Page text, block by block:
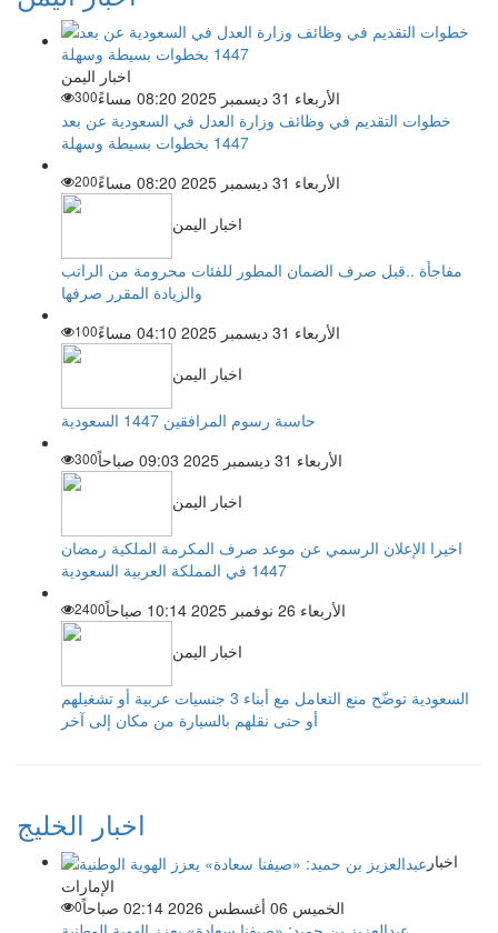
اخبار اليمن
الأربعاء 31 ديسمبر 2025 08:20 مساءً
300
خطوات التقديم في وظائف وزارة العدل في السعودية عن بعد
1447 بخطوات بسيطة وسهلة
الأربعاء 31 ديسمبر 2025 08:20 مساءً
200
اخبار اليمن
مفاجأة ..قبل صرف الضمان المطور للفئات محرومة من الراتب
والزيادة المقرر صرفها
الأربعاء 31 ديسمبر 2025 04:10 مساءً
100
اخبار اليمن
حاسبة رسوم المرافقين 1447 السعودية
الأربعاء 31 ديسمبر 2025 09:03 صباحاً
300
اخبار اليمن
اخيرا الإعلان الرسمي عن موعد صرف المكرمة الملكية رمضان
1447 في المملكة العربية السعودية
الأربعاء 26 نوفمبر 2025 10:14 صباحاً
2400
اخبار اليمن
السعودية توضّح منع التعامل مع أبناء 3 جنسيات عربية أو تشغيلهم
أو حتى نقلهم بالسيارة من مكان إلى آخر
اخبار الخليج
اخبار
الإمارات
الخميس 06 أغسطس 2026 02:14 صباحاً
0